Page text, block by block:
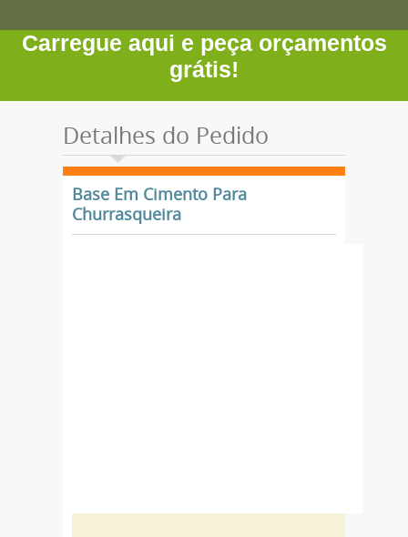
Carregue aqui e peça orçamentos
grátis!
Detalhes do Pedido
Base Em Cimento Para
Churrasqueira